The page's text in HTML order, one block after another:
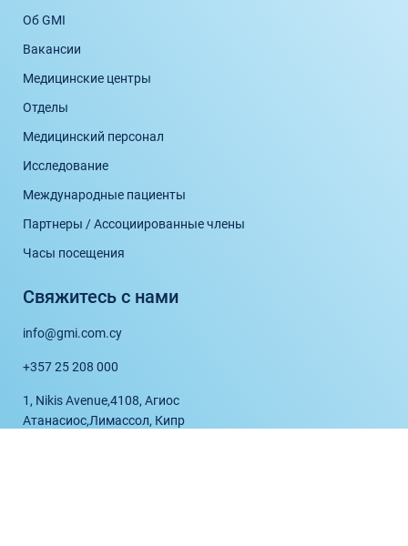
Об GMI
Вакансии
Медицинские центры
Отделы
Медицинский персонал
Исследование
Международные пациенты
Партнеры / Ассоциированные члены
Часы посещения
Свяжитесь с нами
info@gmi.com.cy
+357 25 208 000
1, Nikis Avenue,4108, Агиос
Атанасиос,Лимассол, Кипр